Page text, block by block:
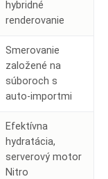
hybridné
renderovanie
Smerovanie
založené na
súboroch s
auto-importmi
Efektívna
hydratácia,
serverový motor
Nitro